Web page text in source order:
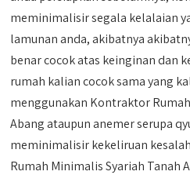
meminimalisir segala kelalaian
lamunan anda, akibatnya
benar cocok atas keinginan dan
rumah kalian cocok sama yang
menggunakan Kontraktor
Abang ataupun anemer serupa
meminimalisir kekeliruan
Rumah Minimalis Syariah Tanah